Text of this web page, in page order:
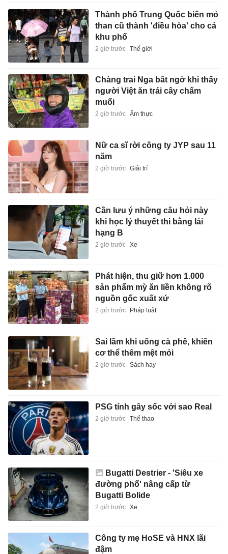
Thành phố Trung Quốc biến mỏ
than cũ thành 'điều hòa' cho cả
khu phố
2 giờ trước Thế giới
Chàng trai Nga bất ngờ khi thấy
người Việt ăn trái cây chấm
muối
2 giờ trước Ẩm thực
Nữ ca sĩ rời công ty JYP sau 11
năm
2 giờ trước Giải trí
Cần lưu ý những câu hỏi này
khi học lý thuyết thi bằng lái
hạng B
2 giờ trước Xe
Phát hiện, thu giữ hơn 1.000
sản phẩm mỳ ăn liền không rõ
nguồn gốc xuất xứ
2 giờ trước Pháp luật
Sai lầm khi uống cà phê, khiến
cơ thể thêm mệt mỏi
2 giờ trước Sách hay
PSG tính gây sốc với sao Real
2 giờ trước Thể thao
Bugatti Destrier - 'Siêu xe
đường phố' nâng cấp từ
Bugatti Bolide
2 giờ trước Xe
Công ty mẹ HoSE và HNX lãi
đậm